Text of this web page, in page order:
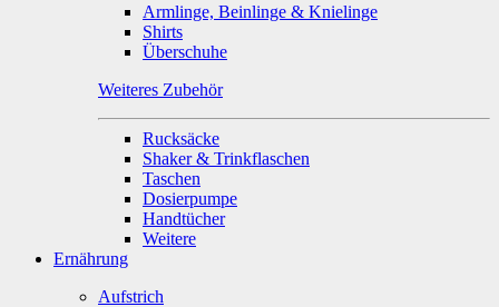
Armlinge, Beinlinge & Knielinge
Shirts
Überschuhe
Weiteres Zubehör
Rucksäcke
Shaker & Trinkflaschen
Taschen
Dosierpumpe
Handtücher
Weitere
Ernährung
Aufstrich